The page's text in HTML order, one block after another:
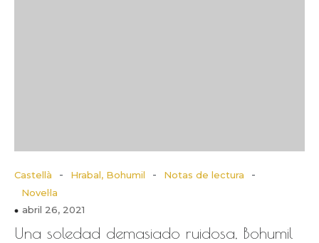
Castellà - Hrabal, Bohumil - Notas de lectura -
Novel·la
abril 26, 2021
Una soledad demasiado ruidosa, Bohumil